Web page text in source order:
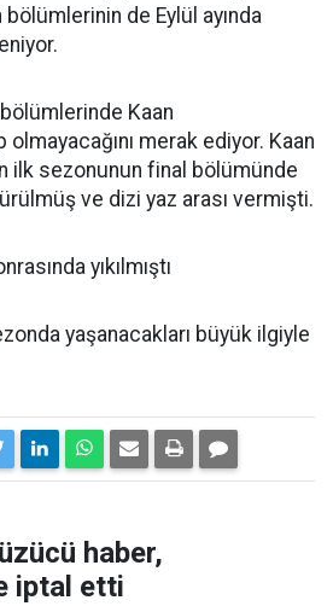
de Eylül ayında
Kaan
olmayacağını merak ediyor. Kaan
ilk sezonunun final bölümünde
ve dizi yaz arası vermişti.
yıkılmıştı
yaşanacakları büyük ilgiyle
haber,
iptal etti